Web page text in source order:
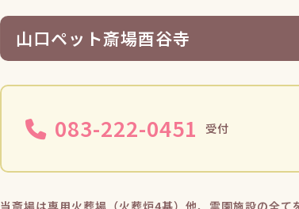
山口ペット斎場酉谷寺
083-222-0451 受付
当斎場は専用火葬場（火葬炉4基）他、霊園施設の全